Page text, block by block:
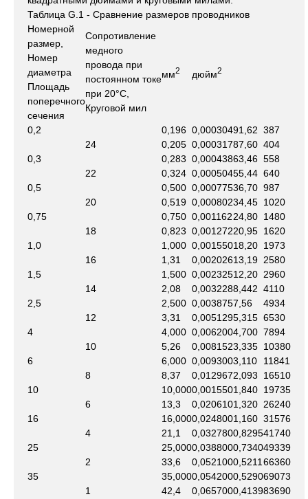
Таблица G.1 - Сравнение размеров проводников
Номерной
размер,
Номер
диаметра
Площадь
поперечного
сечения
Сопротивление
медного
провода при
постоянном токе
при 20°С,
Круговой мил
мм2 дюйм2
0,2 0,196 0,00030491,62 387
24
0,205 0,00031787,60 404
0,3
0,283 0,00043863,46 558
22
0,324 0,00050455,44 640
0,5
0,500 0,00077536,70 987
20
0,519 0,00080234,45 1020
0,75
0,750 0,00116224,80 1480
18
0,823 0,00127220,95 1620
1,0
1,000 0,00155018,20 1973
16
1,31 0,00202613,19 2580
1,5
1,500 0,00232512,20 2960
14
2,08 0,0032288,442 4110
2,5
2,500 0,0038757,56
4934
12
3,31 0,0051295,315 6530
4
4,000 0,0062004,700 7894
10
5,26 0,0081523,335 10380
6
6,000 0,0093003,110
11841
8
8,37 0,0129672,093
16510
10
10,0000,0015501,840 19735
6
13,3 0,0206101,320 26240
16
16,0000,0248001,160 31576
4
21,1 0,0327800,829541740
25
25,0000,0388000,734049339
2
33,6 0,0521000,5211 66360
35
35,0000,0542000,529069073
1
42,4 0,0657000,413983690